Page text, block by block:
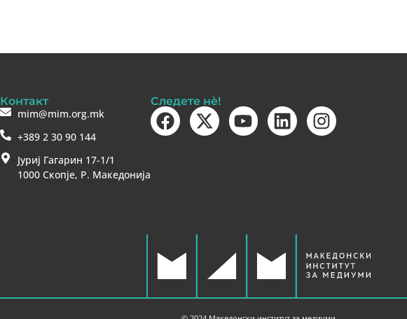
Контакт
mim@mim.org.mk
+389 2 30 90 144
Јуриј Гагарин 17-1/1
1000 Скопје, Р. Македонија
Следете нè!